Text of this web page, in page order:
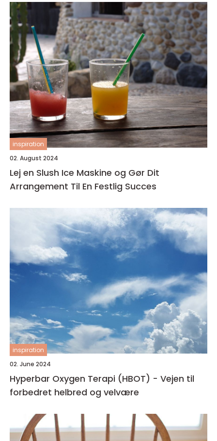
inspiration
02. August 2024
Lej en Slush Ice Maskine og Gør Dit
Arrangement Til En Festlig Succes
inspiration
02. June 2024
Hyperbar Oxygen Terapi (HBOT) - Vejen til
forbedret helbred og velvære